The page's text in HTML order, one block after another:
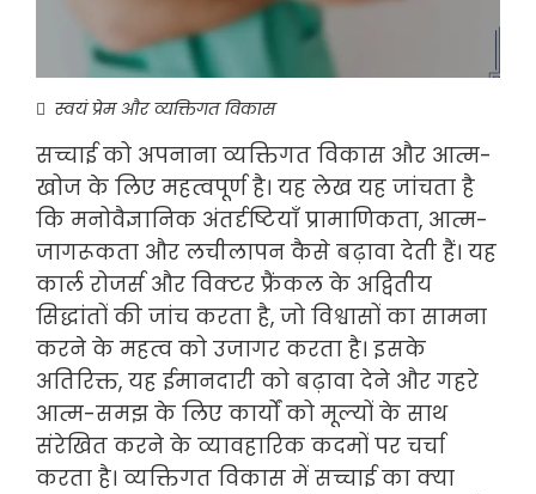
स्वयं प्रेम और व्यक्तिगत विकास
सच्चाई को अपनाना व्यक्तिगत विकास और आत्म-
खोज के लिए महत्वपूर्ण है। यह लेख यह जांचता है
कि मनोवैज्ञानिक अंतर्दृष्टियाँ प्रामाणिकता, आत्म-
जागरूकता और लचीलापन कैसे बढ़ावा देती हैं। यह
कार्ल रोजर्स और विक्टर फ्रैंकल के अद्वितीय
सिद्धांतों की जांच करता है, जो विश्वासों का सामना
करने के महत्व को उजागर करता है। इसके
अतिरिक्त, यह ईमानदारी को बढ़ावा देने और गहरे
आत्म-समझ के लिए कार्यों को मूल्यों के साथ
संरेखित करने के व्यावहारिक कदमों पर चर्चा
करता है। व्यक्तिगत विकास में सच्चाई का क्या